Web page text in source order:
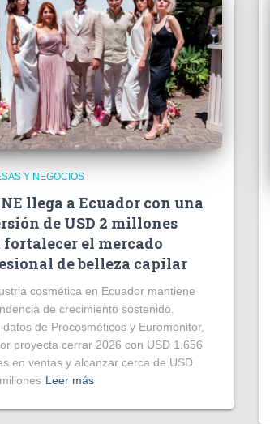
Y NEGOCIOS
llega a Ecuador con una
de USD 2 millones
fortalecer el mercado
de belleza capilar
cosmética en Ecuador mantiene
de crecimiento sostenido.
datos de Procosméticos y Euromonitor,
proyecta cerrar 2026 con USD 1.656
en ventas y alcanzar cerca de USD
Leer más